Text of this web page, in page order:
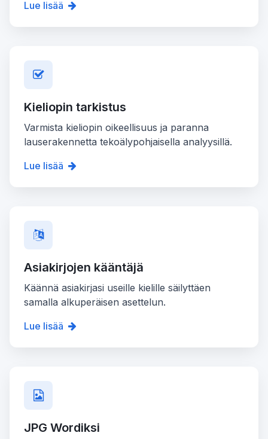
Lue lisää
Kieliopin tarkistus
Varmista kieliopin oikeellisuus ja paranna
lauserakennetta tekoälypohjaisella analyysillä.
Lue lisää
Asiakirjojen kääntäjä
Käännä asiakirjasi useille kielille säilyttäen
samalla alkuperäisen asettelun.
Lue lisää
JPG Wordiksi